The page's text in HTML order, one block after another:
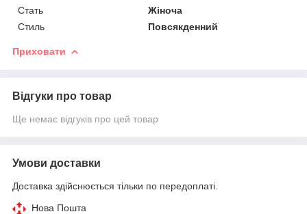
Стать
Жіноча
Стиль
Повсякденний
Приховати
Відгуки про товар
Ще немає відгуків про цей товар
Умови доставки
Доставка здійснюється тільки по передоплаті.
Нова Пошта